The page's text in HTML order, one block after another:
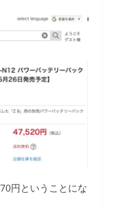
円ということにな